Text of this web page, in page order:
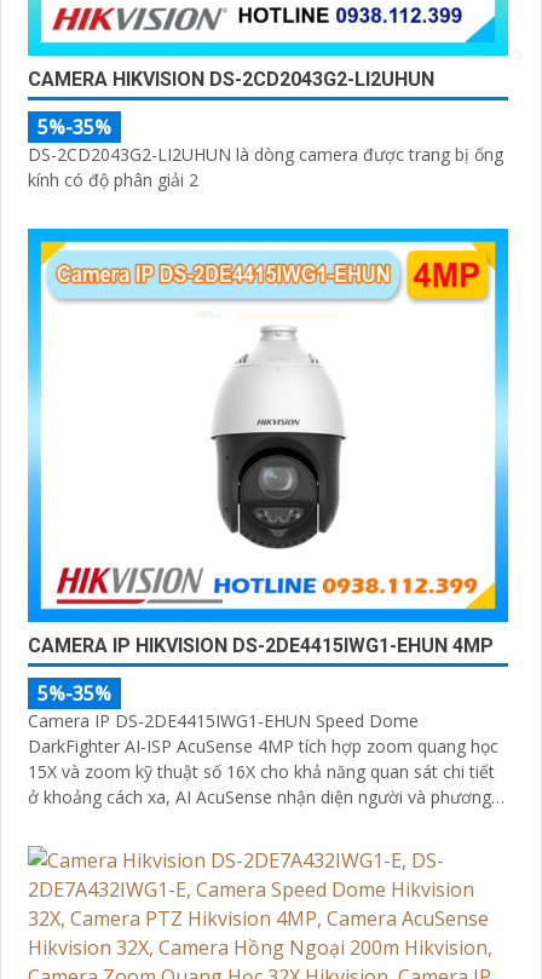
CAMERA HIKVISION DS-2CD2043G2-LI2UHUN
5%-35%
DS-2CD2043G2-LI2UHUN là dòng camera được trang bị ống
kính có độ phân giải 2
CAMERA IP HIKVISION DS-2DE4415IWG1-EHUN 4MP
5%-35%
Camera IP DS-2DE4415IWG1-EHUN Speed Dome
DarkFighter AI-ISP AcuSense 4MP tích hợp zoom quang học
15X và zoom kỹ thuật số 16X cho khả năng quan sát chi tiết
ở khoảng cách xa, AI AcuSense nhận diện người và phương